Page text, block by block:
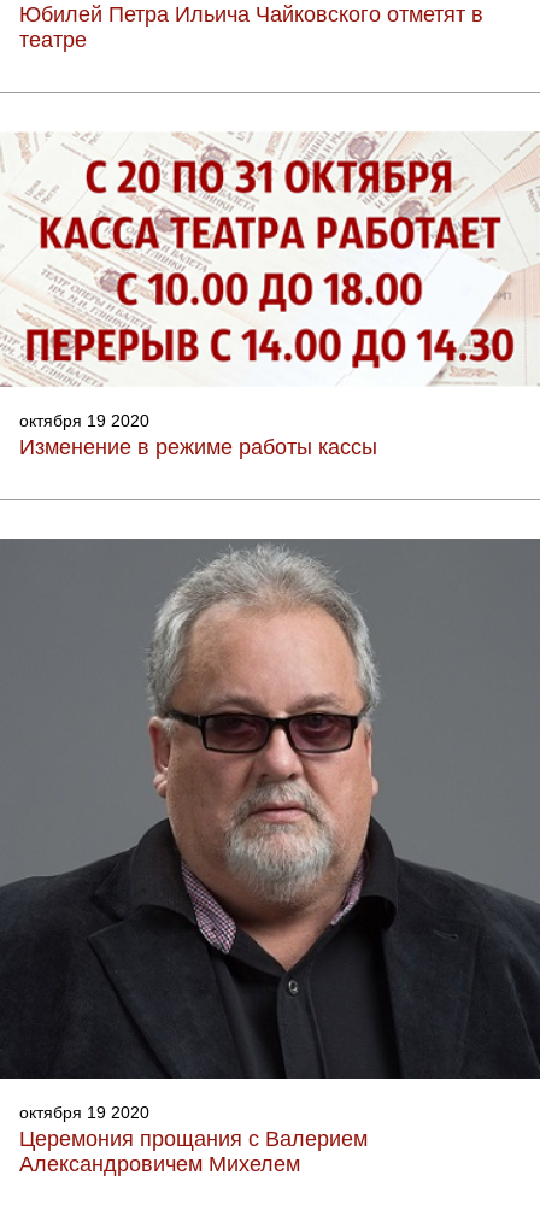
Юбилей Петра Ильича Чайковского отметят в
театре
октября 19 2020
Изменение в режиме работы кассы
октября 19 2020
Церемония прощания с Валерием
Александровичем Михелем